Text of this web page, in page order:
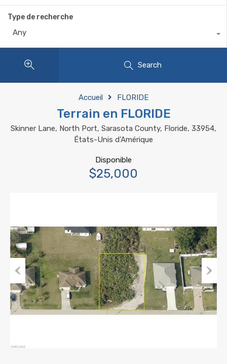
Type de recherche
Any
Search
Accueil FLORIDE
Terrain en FLORIDE
Skinner Lane, North Port, Sarasota County, Floride, 33954,
États-Unis d'Amérique
Disponible
$25,000
Previous Next